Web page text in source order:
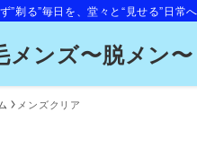
”剃る”毎日を、堂々と“見せる”日常へ
メンズ〜脱メン〜
メンズクリア